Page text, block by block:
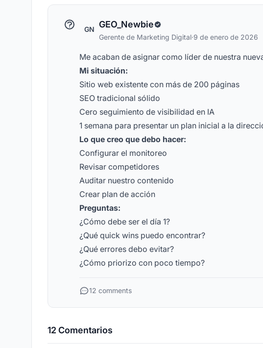
GN GEO_Newbie
Gerente de Marketing Digital·9 de enero de 2026
Me acaban de asignar como líder de nuestra
Mi situación:
Sitio web existente con más de 200 páginas
SEO tradicional sólido
Cero seguimiento de visibilidad en IA
1 semana para presentar un plan inicial a la
Lo que creo que debo hacer:
Configurar el monitoreo
Revisar competidores
Auditar nuestro contenido
Crear plan de acción
Preguntas:
¿Cómo debe ser el día 1?
¿Qué quick wins puedo encontrar?
¿Qué errores debo evitar?
¿Cómo priorizo con poco tiempo?
12 comments
12 Comentarios